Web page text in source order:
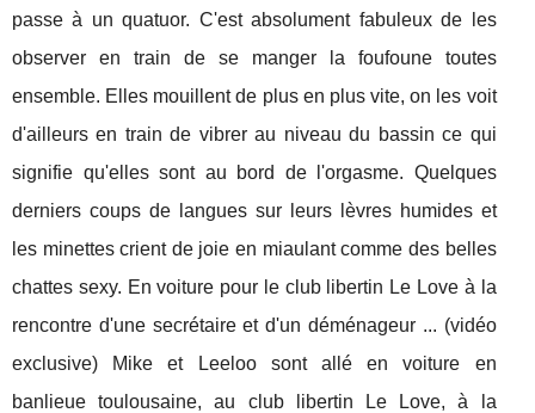
passe à un quatuor. C'est absolument fabuleux de les
observer en train de se manger la foufoune toutes
ensemble. Elles mouillent de plus en plus vite, on les voit
d'ailleurs en train de vibrer au niveau du bassin ce qui
signifie qu'elles sont au bord de l'orgasme. Quelques
derniers coups de langues sur leurs lèvres humides et
les minettes crient de joie en miaulant comme des belles
chattes sexy. En voiture pour le club libertin Le Love à la
rencontre d'une secrétaire et d'un déménageur ... (vidéo
exclusive) Mike et Leeloo sont allé en voiture en
banlieue toulousaine, au club libertin Le Love, à la